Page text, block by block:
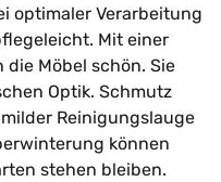
optimaler Verarbeitung
Mit einer
Möbel schön. Sie
Optik. Schmutz
Reinigungslauge
können
stehen bleiben.